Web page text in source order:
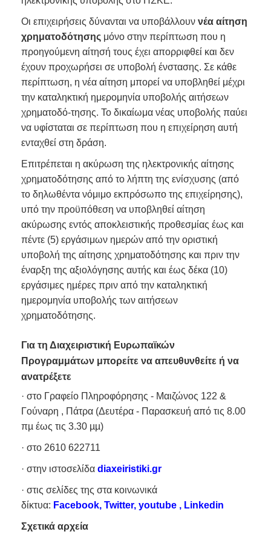
Οι επιχειρήσεις δύνανται να υποβάλλουν νέα αίτηση
χρηματοδότησης μόνο στην περίπτωση που η
προηγούμενη αίτησή τους έχει απορριφθεί και δεν
έχουν προχωρήσει σε υποβολή ένστασης. Σε κάθε
περίπτωση, η νέα αίτηση μπορεί να υποβληθεί μέχρι
την καταληκτική ημερομηνία υποβολής αιτήσεων
χρηματοδό-τησης. Το δικαίωμα νέας υποβολής παύει
να υφίσταται σε περίπτωση που η επιχείρηση αυτή
ενταχθεί στη δράση.
Επιτρέπεται η ακύρωση της ηλεκτρονικής αίτησης
χρηματοδότησης από το λήπτη της ενίσχυσης (από
το δηλωθέντα νόμιμο εκπρόσωπο της επιχείρησης),
υπό την προϋπόθεση να υποβληθεί αίτηση
ακύρωσης εντός αποκλειστικής προθεσμίας έως και
πέντε (5) εργάσιμων ημερών από την οριστική
υποβολή της αίτησης χρηματοδότησης και πριν την
έναρξη της αξιολόγησης αυτής και έως δέκα (10)
εργάσιμες ημέρες πριν από την καταληκτική
ημερομηνία υποβολής των αιτήσεων
χρηματοδότησης.
Για τη Διαχειριστική Ευρωπαϊκών
Προγραμμάτων μπορείτε να απευθυνθείτε ή να
ανατρέξετε
· στο Γραφείο Πληροφόρησης - Μαιζώνος 122 &
Γούναρη , Πάτρα (Δευτέρα - Παρασκευή από τις 8.00
πµ έως τις 3.30 µµ)
· στο 2610 622711
· στην ιστοσελίδα diaxeiristiki.gr
· στις σελίδες της στα κοινωνικά
δίκτυα: Facebook, Twitter, youtube , Linkedin
Σχετικά αρχεία